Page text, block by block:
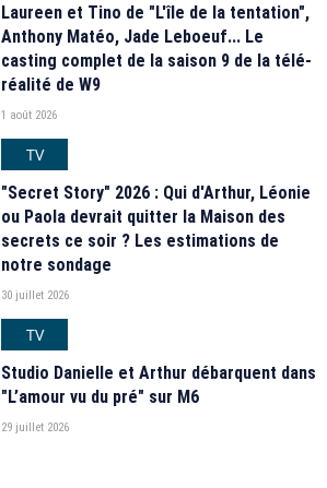
Laureen et Tino de "L'île de la tentation",
Anthony Matéo, Jade Leboeuf... Le
casting complet de la saison 9 de la télé-
réalité de W9
1 août 2026
TV
"Secret Story" 2026 : Qui d'Arthur, Léonie
ou Paola devrait quitter la Maison des
secrets ce soir ? Les estimations de
notre sondage
30 juillet 2026
TV
Studio Danielle et Arthur débarquent dans
"L’amour vu du pré" sur M6
29 juillet 2026